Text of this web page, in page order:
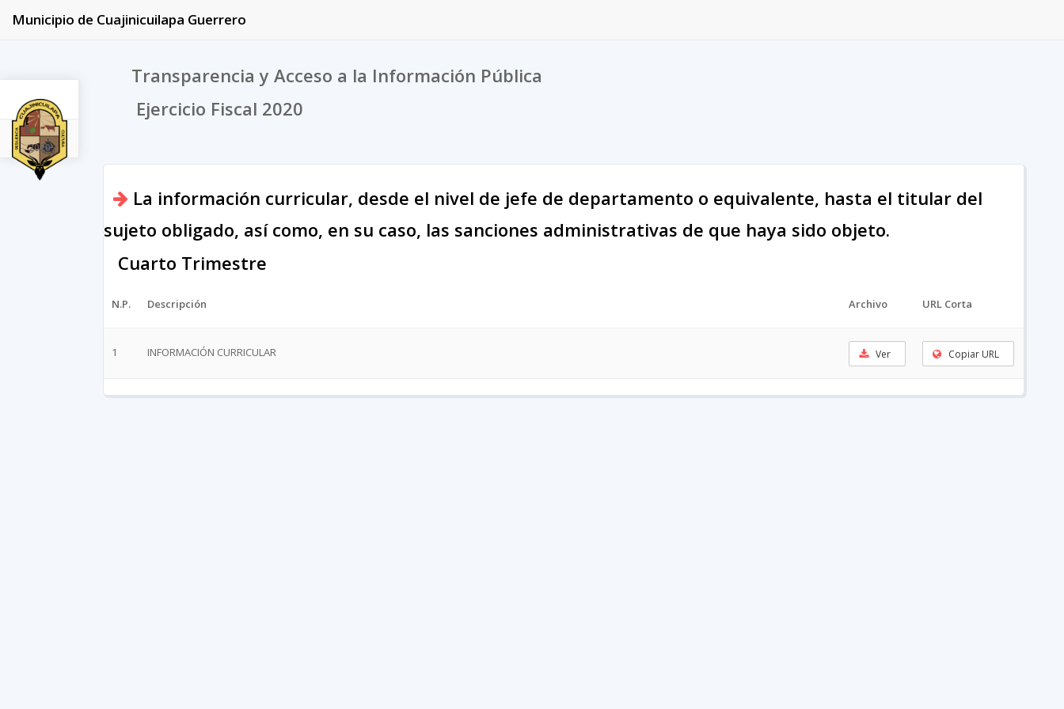
2020
Municipio de Cuajinicuilapa Guerrero
Transparencia y Acceso a la Información Pública
Ejercicio Fiscal 2020
La información curricular, desde el nivel de jefe de departamento o equivalente, hasta el titular del
sujeto obligado, así como, en su caso, las sanciones administrativas de que haya sido objeto.
Cuarto Trimestre
N.P. Descripción Archivo URL Corta
1 INFORMACIÓN CURRICULAR Ver Copiar URL